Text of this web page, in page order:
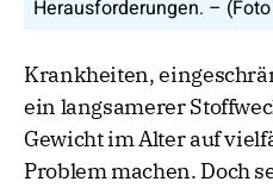
Herausforderungen. –
Krankheiten,
ein langsamerer
Gewicht im Alter auf
Problem machen. Doch